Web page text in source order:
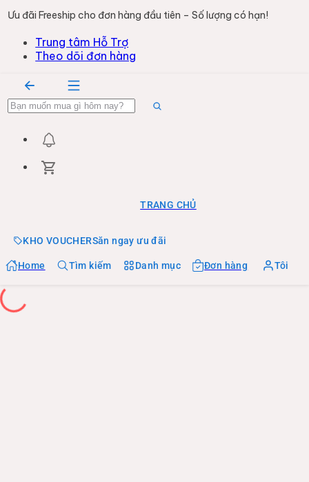
Ưu đãi Freeship cho đơn hàng đầu tiên – Số lượng có hạn!
Trung tâm Hỗ Trợ
Theo dõi đơn hàng
TRANG CHỦ
KHO VOUCHERSăn ngay ưu đãi
Home Tìm kiếm Danh mục Đơn hàng Tôi